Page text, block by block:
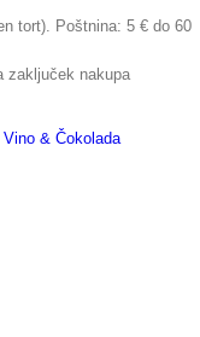
tort). Poštnina: 5 € do 60
zaključek nakupa
Vino & Čokolada